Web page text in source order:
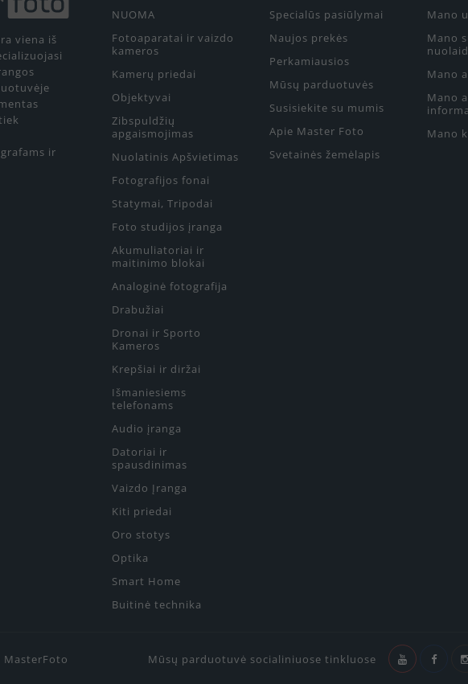
viena iš
ir
NUOMA
Fotoaparatai ir vaizdo
kameros
Kamerų priedai
Objektyvai
Zibspuldžių
apgaismojimas
Nuolatinis Apšvietimas
Fotografijos fonai
Statymai, Tripodai
Foto studijos įranga
Akumuliatoriai ir
maitinimo blokai
Analoginė fotografija
Drabužiai
Dronai ir Sporto
Kameros
Krepšiai ir diržai
Išmaniesiems
telefonams
Audio įranga
Datoriai ir
spausdinimas
Vaizdo Įranga
Kiti priedai
Oro stotys
Optika
Smart Home
Buitinė technika
Specialūs pasiūlymai
Naujos prekės
Perkamiausios
Mūsų parduotuvės
Susisiekite su mumis
Apie Master Foto
Svetainės žemėlapis
Mano
Mano
Mano
Mano
Mano
MasterFoto Mūsų parduotuvė socialiniuose tinkluose